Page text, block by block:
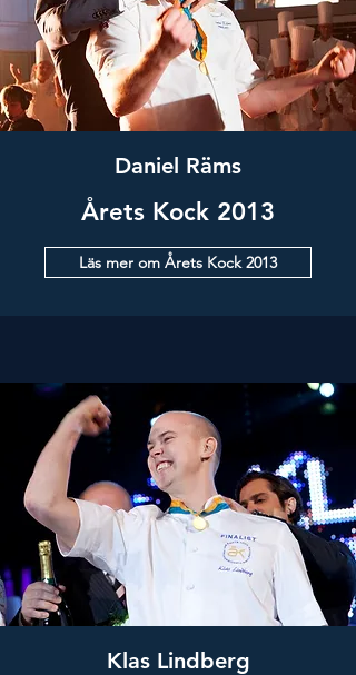
Daniel Räms
Årets Kock 2013
Läs mer om Årets Kock 2013
Klas Lindberg